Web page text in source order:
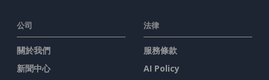
公司
關於我們
新聞中心
法律
服務條款
AI Policy